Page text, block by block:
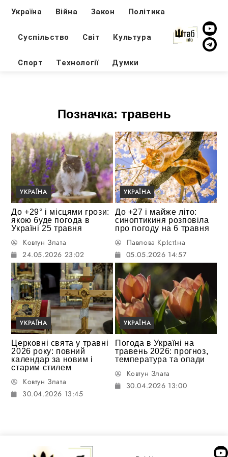
Україна Війна Закон Політика
Суспільство Світ Культура
Спорт Технології Думки
Позначка: травень
УКРАЇНА
До +29° і місцями грози:
якою буде погода в
Україні 25 травня
Ковтун Злата
24.05.2026 23:02
УКРАЇНА
До +27 і майже літо:
синоптикиня розповіла
про погоду на 6 травня
Павлова Крістіна
05.05.2026 14:57
УКРАЇНА
Церковні свята у травні
2026 року: повний
календар за новим і
старим стилем
Ковтун Злата
30.04.2026 13:45
УКРАЇНА
Погода в Україні на
травень 2026: прогноз,
температура та опади
Ковтун Злата
30.04.2026 13:00